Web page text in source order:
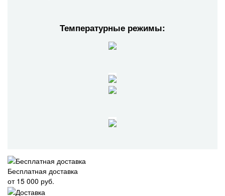
Температурные режимы:
Бесплатная доставка
от 15 000 руб.